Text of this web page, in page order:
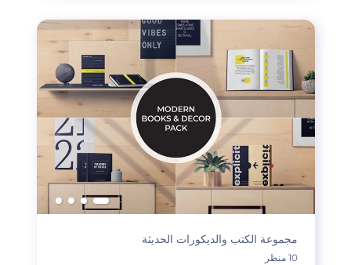
مجموعة الكتب والديكورات الحديثة
10 منظر